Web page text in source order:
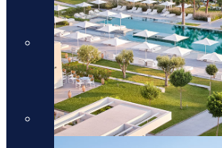
מלונות יוקרה באתונה
מלונות יוקרה בקפריסין
מלונות יוקרה בקפריסין
מלונות יוקרה בקוסטה נברינו